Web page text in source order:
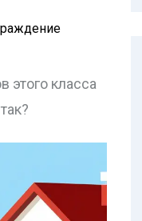
этого класса